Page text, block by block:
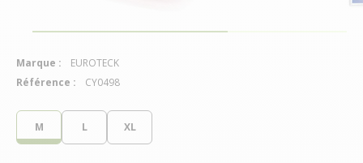
M L XL
Marque :
EUROTECK
Référence :
CY0498